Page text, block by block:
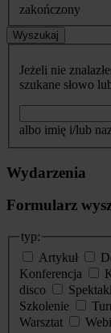
zakończony
Wyszukaj
Jeżeli nie
szukane słowo
albo imię i/lub
Wydarzenia
Formularz
typ:
Artykuł
Konferencja
disco
Spektakl
Szkolenie
Warsztat